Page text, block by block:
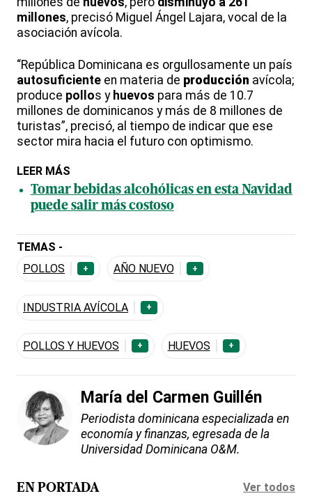
millones, precisó Miguel Ángel Lajara, vocal de la
asociación avícola.
“República Dominicana es orgullosamente un país
autosuficiente en materia de producción avícola;
produce pollos y huevos para más de 10.7
millones de dominicanos y más de 8 millones de
turistas”, precisó, al tiempo de indicar que ese
sector mira hacia el futuro con optimismo.
LEER MÁS
Tomar bebidas alcohólicas en esta Navidad
puede salir más costoso
TEMAS -
POLLOS
+ AÑO NUEVO +
INDUSTRIA AVÍCOLA +
POLLOS Y HUEVOS + HUEVOS +
María del Carmen Guillén
Periodista dominicana especializada en
economía y finanzas, egresada de la
Universidad Dominicana O&M.
EN PORTADA Ver todos